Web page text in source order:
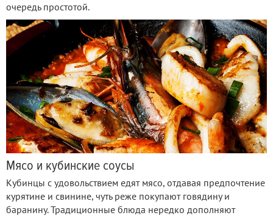
очередь простотой.
Мясо и кубинские соусы
Кубинцы с удовольствием едят мясо, отдавая предпочтение
курятине и свинине, чуть реже покупают говядину и
баранину. Традиционные блюда нередко дополняют